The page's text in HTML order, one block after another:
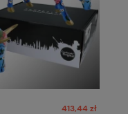
413,44 zł